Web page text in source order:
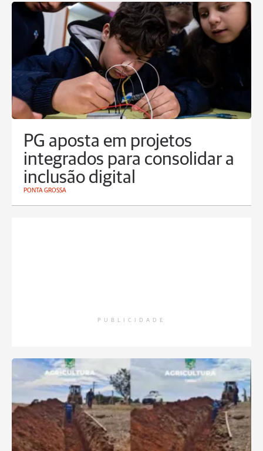
PG aposta em projetos
integrados para consolidar a
inclusão digital
PONTA GROSSA
PUBLICIDADE